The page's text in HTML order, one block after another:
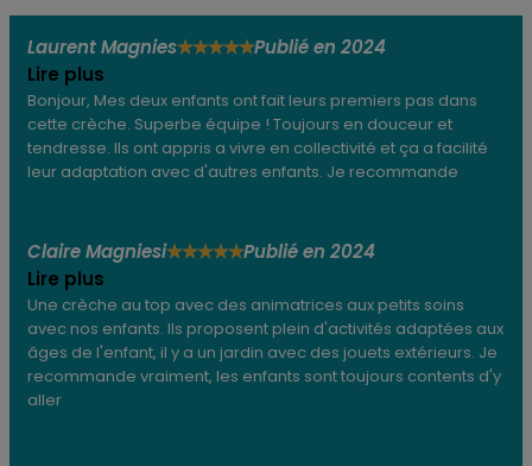
Laurent Magnies★★★★★Publié en 2024
Lire plus
Bonjour, Mes deux enfants ont fait leurs premiers pas dans
cette crèche. Superbe équipe ! Toujours en douceur et
tendresse. Ils ont appris a vivre en collectivité et ça a facilité
leur adaptation avec d'autres enfants. Je recommande
Claire Magniesi★★★★★Publié en 2024
Lire plus
Une crèche au top avec des animatrices aux petits soins
avec nos enfants. Ils proposent plein d'activités adaptées aux
âges de l'enfant, il y a un jardin avec des jouets extérieurs. Je
recommande vraiment, les enfants sont toujours contents d'y
aller